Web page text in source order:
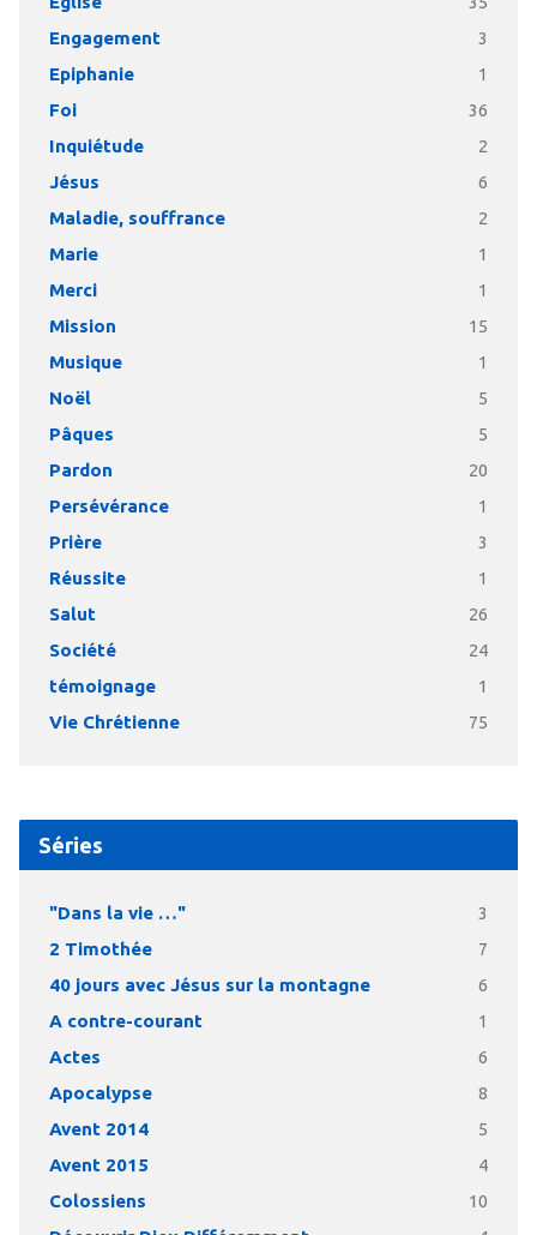
Engagement 3
Epiphanie 1
Foi 36
Inquiétude 2
Jésus 6
Maladie, souffrance 2
Marie 1
Merci 1
Mission 15
Musique 1
Noël 5
Pâques 5
Pardon 20
Persévérance 1
Prière 3
Réussite 1
Salut 26
Société 24
témoignage 1
Vie Chrétienne 75
Séries
"Dans la vie …" 3
2 Timothée 7
40 jours avec Jésus sur la montagne 6
A contre-courant 1
Actes 6
Apocalypse 8
Avent 2014 5
Avent 2015 4
Colossiens 10